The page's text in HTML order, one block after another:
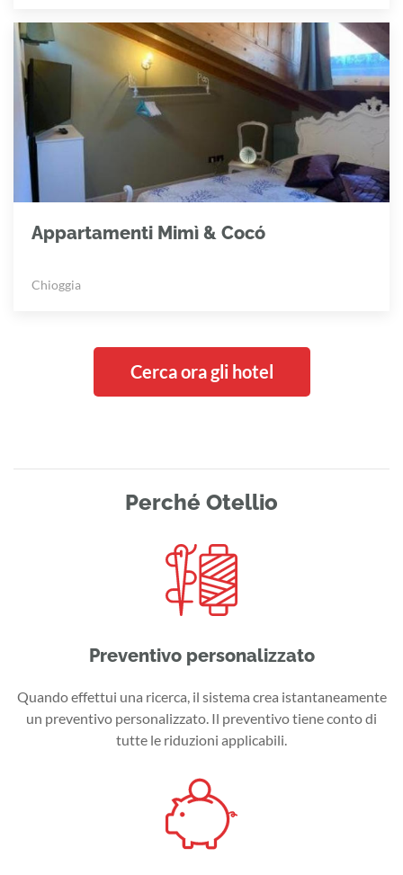
Appartamenti Mimì & Cocó
Chioggia
Cerca ora gli hotel
Perché Otellio
Preventivo personalizzato
Quando effettui una ricerca, il sistema crea istantaneamente
un preventivo personalizzato. Il preventivo tiene conto di
tutte le riduzioni applicabili.